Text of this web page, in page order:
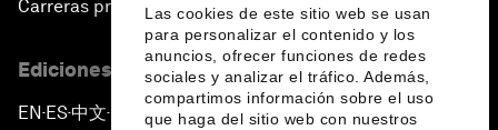
Las cookies de este sitio web se usan
para personalizar el contenido y los
anuncios, ofrecer funciones de redes
sociales y analizar el tráfico. Además,
compartimos información sobre el uso
que haga del sitio web con nuestros
Carreras profesionales
Ediciones en otros idiomas
EN ▪ES▪中文▪ 日本語